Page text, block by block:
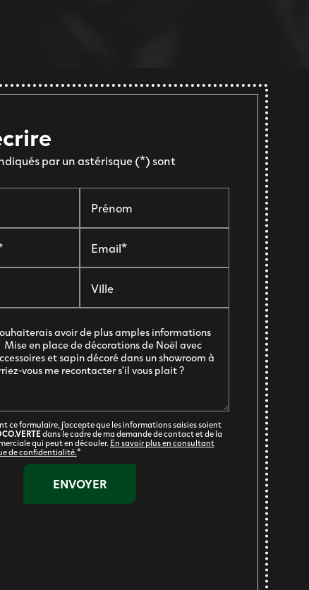
par un astérisque (*) sont
Prénom
Email*
Ville
ce formulaire, j'accepte que les informations saisies soient
dans le cadre de ma demande de contact et de la
qui peut en découler.En savoir plus en consultant
de confidentialité.*